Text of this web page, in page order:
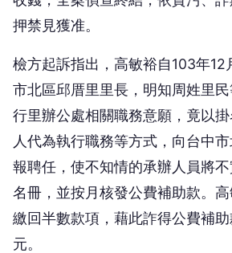
押禁見獲准。
檢方起訴指出，高敏裕自103年12
市北區邱厝里里長，明知周姓里
行里辦公處相關職務意願，竟以
人代為執行職務等方式，向台中
報聘任，使不知情的承辦人員將
名冊，並按月核發公費補助款。
繳回半數款項，藉此詐得公費補
元。